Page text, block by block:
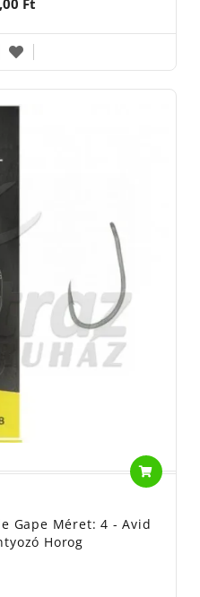
Ft
Gape Méret: 4 - Avid
Horog